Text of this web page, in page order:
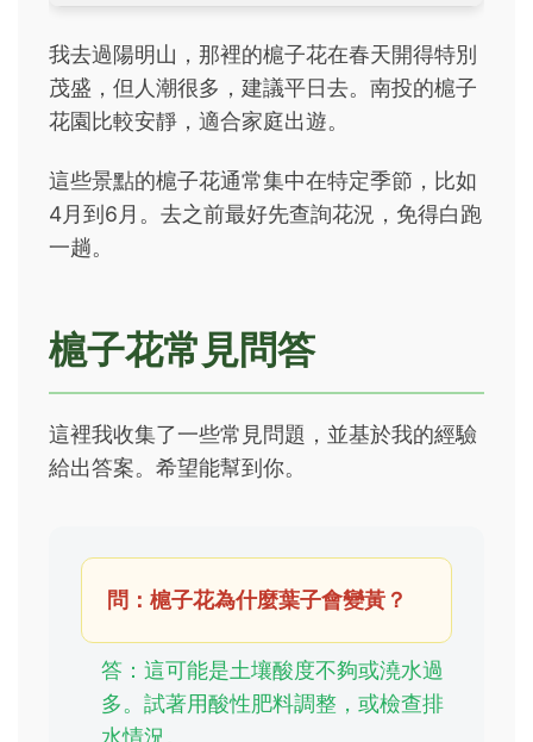
我去過陽明山，那裡的槴子花在春天開得特別
茂盛，但人潮很多，建議平日去。南投的槴子
花園比較安靜，適合家庭出遊。
這些景點的槴子花通常集中在特定季節，比如
4月到6月。去之前最好先查詢花況，免得白跑
一趟。
槴子花常見問答
這裡我收集了一些常見問題，並基於我的經驗
給出答案。希望能幫到你。
問：槴子花為什麼葉子會變黃？
答：這可能是土壤酸度不夠或澆水過
多。試著用酸性肥料調整，或檢查排
水情況。